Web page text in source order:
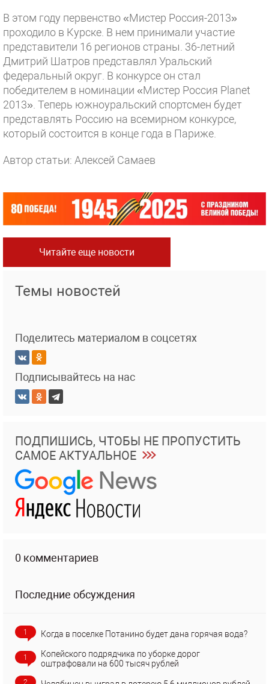
В этом году первенство «Мистер Россия-2013»
проходило в Курске. В нем принимали участие
представители 16 регионов страны. 36-летний
Дмитрий Шатров представлял Уральский
федеральный округ. В конкурсе он стал
победителем в номинации «Мистер Россия Planet
2013». Теперь южноуральский спортсмен будет
представлять Россию на всемирном конкурсе,
который состоится в конце года в Париже.
Автор статьи: Алексей Самаев
Читайте еще новости
Темы новостей
Поделитесь материалом в соцсетях
Подписывайтесь на нас
ПОДПИШИСЬ, ЧТОБЫ НЕ ПРОПУСТИТЬ
САМОЕ АКТУАЛЬНОЕ
0 комментариев
Последние обсуждения
1 Когда в поселке Потанино будет дана горячая вода?
1
Копейского подрядчика по уборке дорог
оштрафовали на 600 тысяч рублей
2